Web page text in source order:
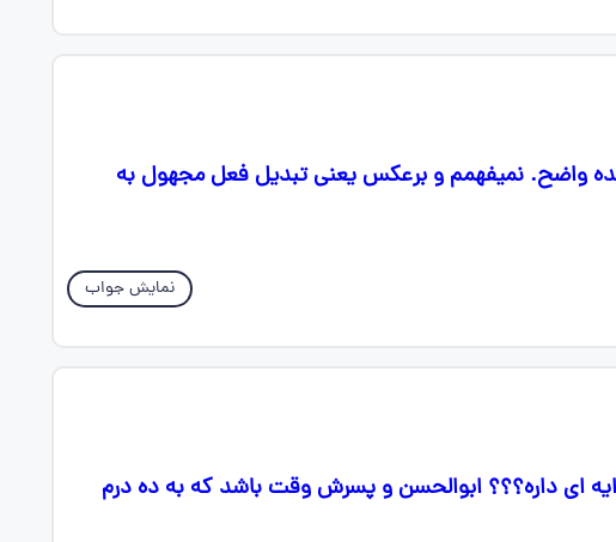
واضح. نمیفهمم و برعکس یعنی تبدیل فعل مجهول به
نمایش جواب
ای داره؟؟؟ ابوالحسن و پسرش وقت باشد که به ده درم